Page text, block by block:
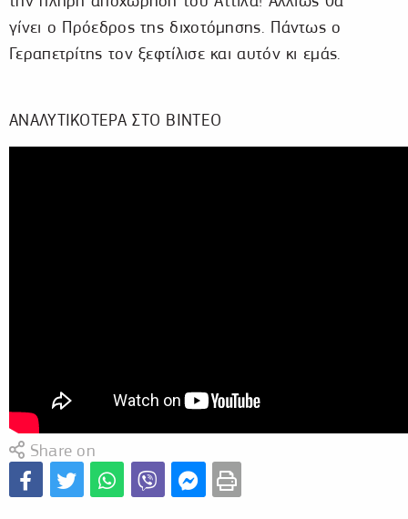
γίνει ο Πρόεδρος της διχοτόμησης. Πάντως ο
Γεραπετρίτης τον ξεφτίλισε και αυτόν κι εμάς.
ΑΝΑΛΥΤΙΚΟΤΕΡΑ ΣΤΟ ΒΙΝΤΕΟ
Share on